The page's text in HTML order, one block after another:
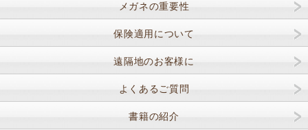
メガネの重要性
保険適用について
遠隔地のお客様に
よくあるご質問
書籍の紹介